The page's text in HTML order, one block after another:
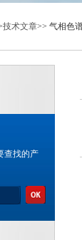
技术文章>> 气相色
查找的产